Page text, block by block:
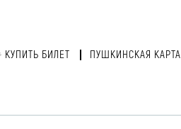
КУПИТЬ БИЛЕТ ПУШКИНСКАЯ КАРТА